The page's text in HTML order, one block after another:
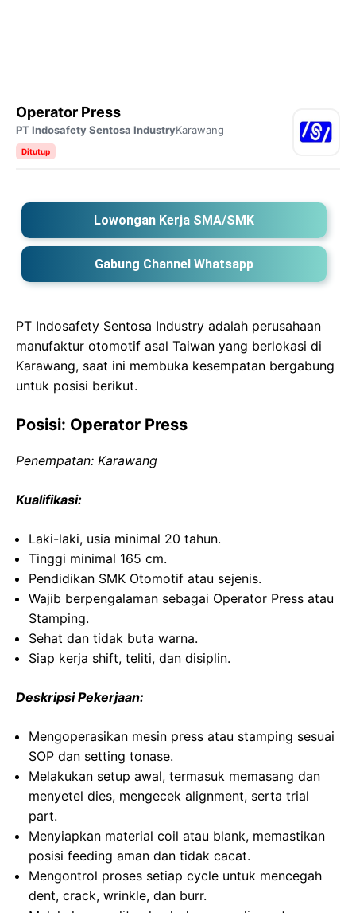
Operator Press
PT Indosafety Sentosa IndustryKarawang
Ditutup
Lowongan Kerja SMA/SMK
Gabung Channel Whatsapp
PT Indosafety Sentosa Industry adalah perusahaan
manufaktur otomotif asal Taiwan yang berlokasi di
Karawang, saat ini membuka kesempatan bergabung
untuk posisi berikut.
Posisi: Operator Press
Penempatan: Karawang
Kualifikasi:
Laki-laki, usia minimal 20 tahun.
Tinggi minimal 165 cm.
Pendidikan SMK Otomotif atau sejenis.
Wajib berpengalaman sebagai Operator Press atau
Stamping.
Sehat dan tidak buta warna.
Siap kerja shift, teliti, dan disiplin.
Deskripsi Pekerjaan:
Mengoperasikan mesin press atau stamping sesuai
SOP dan setting tonase.
Melakukan setup awal, termasuk memasang dan
menyetel dies, mengecek alignment, serta trial
part.
Menyiapkan material coil atau blank, memastikan
posisi feeding aman dan tidak cacat.
Mengontrol proses setiap cycle untuk mencegah
dent, crack, wrinkle, dan burr.